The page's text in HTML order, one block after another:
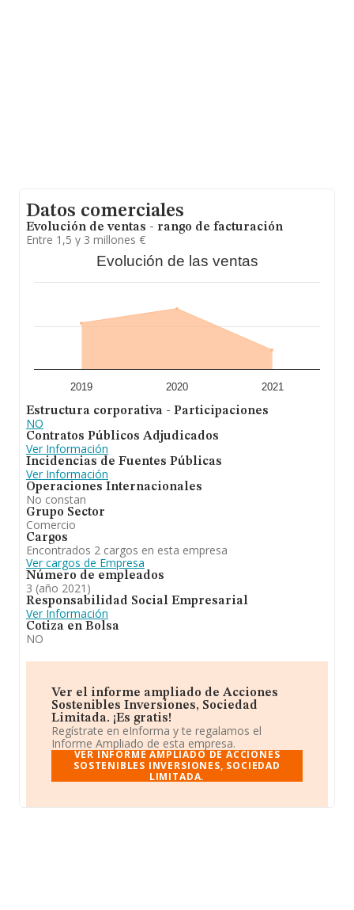
Datos comerciales
Evolución de ventas - rango de facturación
Entre 1,5 y 3 millones €
Evolución de las ventas
2019 2020 2021
Estructura corporativa - Participaciones
NO
Contratos Públicos Adjudicados
Ver Información
Incidencias de Fuentes Públicas
Ver Información
Operaciones Internacionales
No constan
Grupo Sector
Comercio
Cargos
Encontrados 2 cargos en esta empresa
Ver cargos de Empresa
Número de empleados
3 (año 2021)
Responsabilidad Social Empresarial
Ver Información
Cotiza en Bolsa
NO
Ver el informe ampliado de Acciones
Sostenibles Inversiones, Sociedad
Limitada. ¡Es gratis!
Regístrate en eInforma y te regalamos el
Informe Ampliado de esta empresa.
VER INFORME AMPLIADO DE ACCIONES
SOSTENIBLES INVERSIONES, SOCIEDAD
LIMITADA.